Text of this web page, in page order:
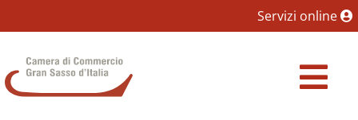
Vai al Contenuto principale della pagina
Servizi online
Camera di Commercio Gran Sasso d'Italia